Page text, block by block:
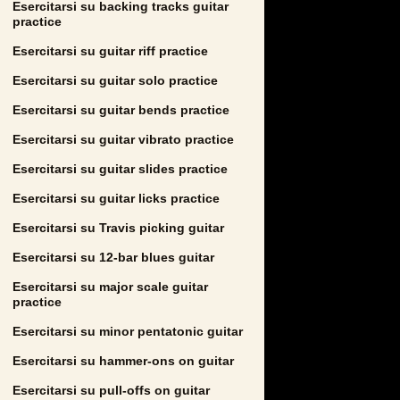
Esercitarsi su backing tracks guitar
practice
Esercitarsi su guitar riff practice
Esercitarsi su guitar solo practice
Esercitarsi su guitar bends practice
Esercitarsi su guitar vibrato practice
Esercitarsi su guitar slides practice
Esercitarsi su guitar licks practice
Esercitarsi su Travis picking guitar
Esercitarsi su 12-bar blues guitar
Esercitarsi su major scale guitar
practice
Esercitarsi su minor pentatonic guitar
Esercitarsi su hammer-ons on guitar
Esercitarsi su pull-offs on guitar